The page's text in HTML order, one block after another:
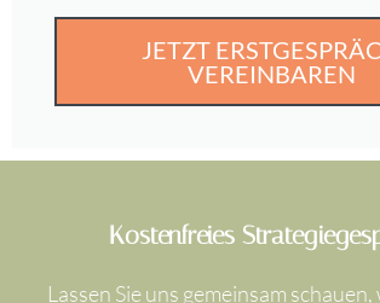
JETZT
VEREINBAREN
Kostenfreies
Lassen Sie uns gemeinsam